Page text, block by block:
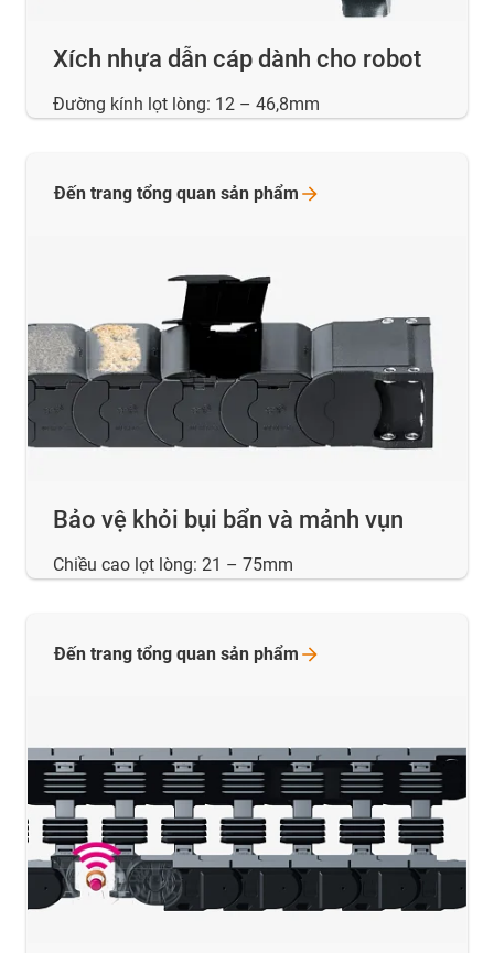
Xích nhựa dẫn cáp dành cho robot
Đường kính lọt lòng: 12 – 46,8mm
Bảo vệ khỏi bụi bẩn và mảnh vụn
Chiều cao lọt lòng: 21 – 75mm
Đến trang tổng quan sản phẩm
Đến trang tổng quan sản phẩm